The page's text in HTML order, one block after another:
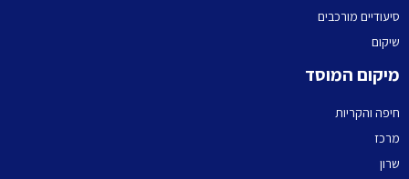
סיעודיים מורכבים
שיקום
מיקום המוסד
חיפה והקריות
מרכז
שרון